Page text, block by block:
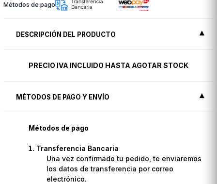
Métodos de pago
DESCRIPCIÓN DEL PRODUCTO
PRECIO IVA INCLUIDO HASTA AGOTAR STOCK
MÉTODOS DE PAGO Y ENVÍO
Métodos de pago
Transferencia Bancaria
Una vez confirmado tu pedido, te enviaremos
los datos de transferencia por correo
electrónico.